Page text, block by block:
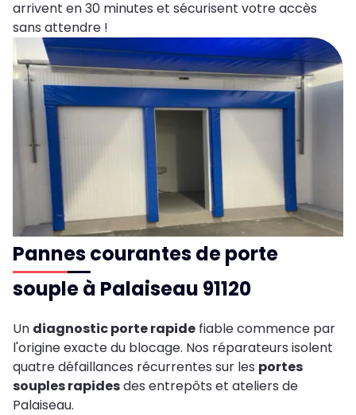
arrivent en 30 minutes et sécurisent votre accès
sans attendre !
Pannes courantes de porte
souple à Palaiseau 91120
Un diagnostic porte rapide fiable commence par
l'origine exacte du blocage. Nos réparateurs isolent
quatre défaillances récurrentes sur les portes
souples rapidesdes entrepôts et ateliers de
Palaiseau.